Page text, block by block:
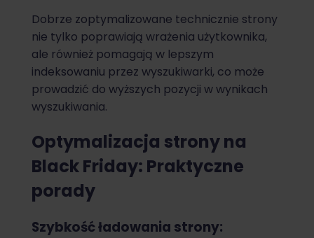
Dobrze zoptymalizowane technicznie strony
nie tylko poprawiają wrażenia użytkownika,
ale również pomagają w lepszym
indeksowaniu przez wyszukiwarki, co może
prowadzić do wyższych pozycji w wynikach
wyszukiwania.
Optymalizacja strony na
Black Friday: Praktyczne
porady
Szybkość ładowania strony: